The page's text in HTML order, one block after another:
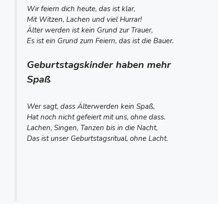
Wir feiern dich heute, das ist klar,
Mit Witzen, Lachen und viel Hurrar!
Älter werden ist kein Grund zur Trauer,
Es ist ein Grund zum Feiern, das ist die Bauer.
Geburtstagskinder haben mehr
Spaß
Wer sagt, dass Älterwerden kein Spaß,
Hat noch nicht gefeiert mit uns, ohne dass.
Lachen, Singen, Tanzen bis in die Nacht,
Das ist unser Geburtstagsritual, ohne Lacht.